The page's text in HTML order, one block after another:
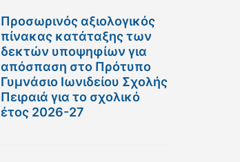
Προσωρινός αξιολογικός
πίνακας κατάταξης των
δεκτών υποψηφίων για
απόσπαση στο Πρότυπο
Γυμνάσιο Ιωνιδείου Σχολής
Πειραιά για το σχολικό
έτος 2026-27